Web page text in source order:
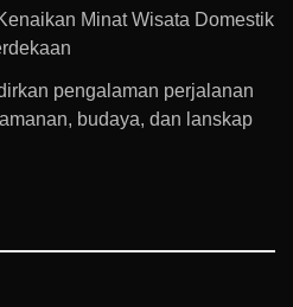
Minat Wisata Domestik
pengalaman perjalanan
budaya, dan lanskap